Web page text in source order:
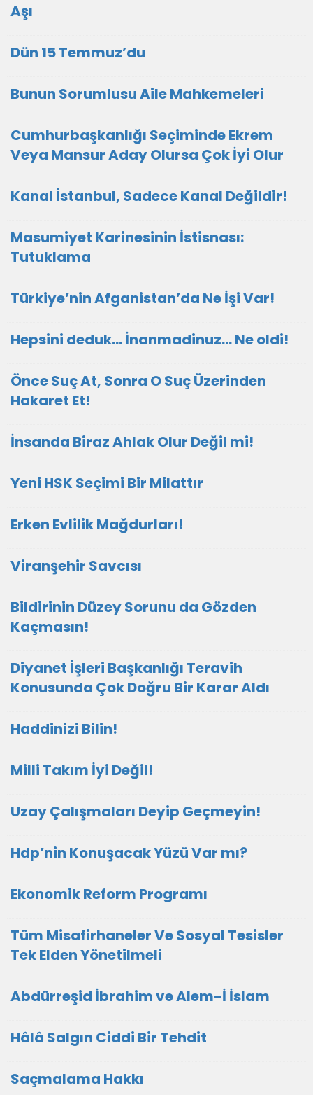
Aşı
Dün 15 Temmuz’du
Bunun Sorumlusu Aile Mahkemeleri
Cumhurbaşkanlığı Seçiminde Ekrem
Veya Mansur Aday Olursa Çok İyi Olur
Kanal İstanbul, Sadece Kanal Değildir!
Masumiyet Karinesinin İstisnası:
Tutuklama
Türkiye’nin Afganistan’da Ne İşi Var!
Hepsini deduk... İnanmadinuz... Ne oldi!
Önce Suç At, Sonra O Suç Üzerinden
Hakaret Et!
İnsanda Biraz Ahlak Olur Değil mi!
Yeni HSK Seçimi Bir Milattır
Erken Evlilik Mağdurları!
Viranşehir Savcısı
Bildirinin Düzey Sorunu da Gözden
Kaçmasın!
Diyanet İşleri Başkanlığı Teravih
Konusunda Çok Doğru Bir Karar Aldı
Haddinizi Bilin!
Milli Takım İyi Değil!
Uzay Çalışmaları Deyip Geçmeyin!
Hdp’nin Konuşacak Yüzü Var mı?
Ekonomik Reform Programı
Tüm Misafirhaneler Ve Sosyal Tesisler
Tek Elden Yönetilmeli
Abdürreşid İbrahim ve Alem-İ İslam
Hâlâ Salgın Ciddi Bir Tehdit
Saçmalama Hakkı